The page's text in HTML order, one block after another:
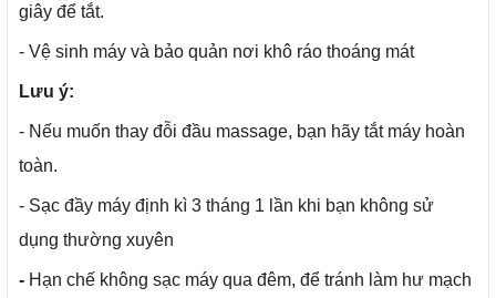
giây để tắt.
- Vệ sinh máy và bảo quản nơi khô ráo thoáng mát
Lưu ý:
- Nếu muốn thay đỗi đầu massage, bạn hãy tắt máy hoàn
toàn.
- Sạc đầy máy định kì 3 tháng 1 lần khi bạn không sử
dụng thường xuyên
- Hạn chế không sạc máy qua đêm, để tránh làm hư mạch